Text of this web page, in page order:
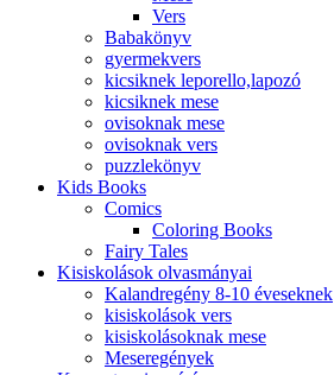
Vers
Babakönyv
gyermekvers
kicsiknek leporello,lapozó
kicsiknek mese
ovisoknak mese
ovisoknak vers
puzzlekönyv
Kids Books
Comics
Coloring Books
Fairy Tales
Kisiskolások olvasmányai
Kalandregény 8-10 éveseknek
kisiskolások vers
kisiskolásoknak mese
Meseregények